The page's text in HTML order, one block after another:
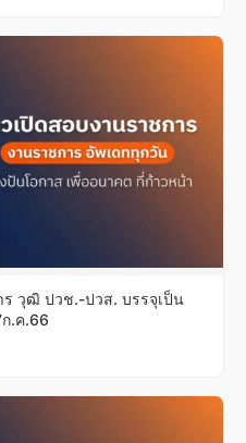
วุฒิ ปวช.-ปวส. บรรจุเป็น
.ค.66